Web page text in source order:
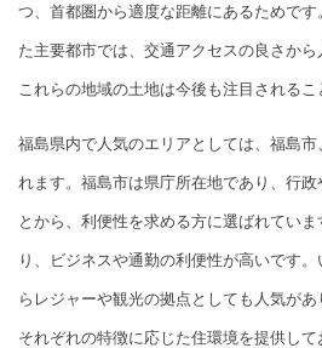
つ、首都圏から適度な距離にあるためで
た主要都市では、交通アクセスの良さから
これらの地域の土地は今後も注目されるこ
福島県内で人気のエリアとしては、福島
れます。福島市は県庁所在地であり、行
とから、利便性を求める方に選ばれてい
り、ビジネスや通勤の利便性が高いです
らレジャーや観光の拠点としても人気があ
それぞれの特徴に応じた住環境を提供し